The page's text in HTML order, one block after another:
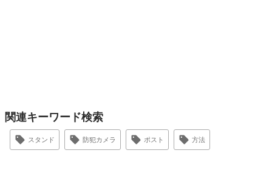
関連キーワード検索
スタンド 防犯カメラ ポスト 方法